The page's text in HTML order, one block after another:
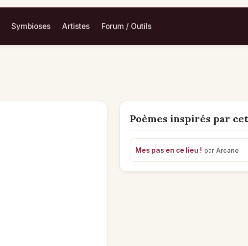
Symbioses Artistes Forum / Outils
Poèmes inspirés par
Mes pas en ce lieu ! parArcane